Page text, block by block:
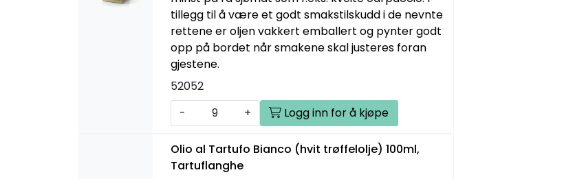
tillegg til å være et godt smakstilskudd i de nevnte
rettene er oljen vakkert emballert og pynter godt
opp på bordet når smakene skal justeres foran
gjestene.
52052
-
+ Logg inn for å kjøpe
Olio al Tartufo Bianco (hvit trøffelolje) 100ml,
Tartuflanghe